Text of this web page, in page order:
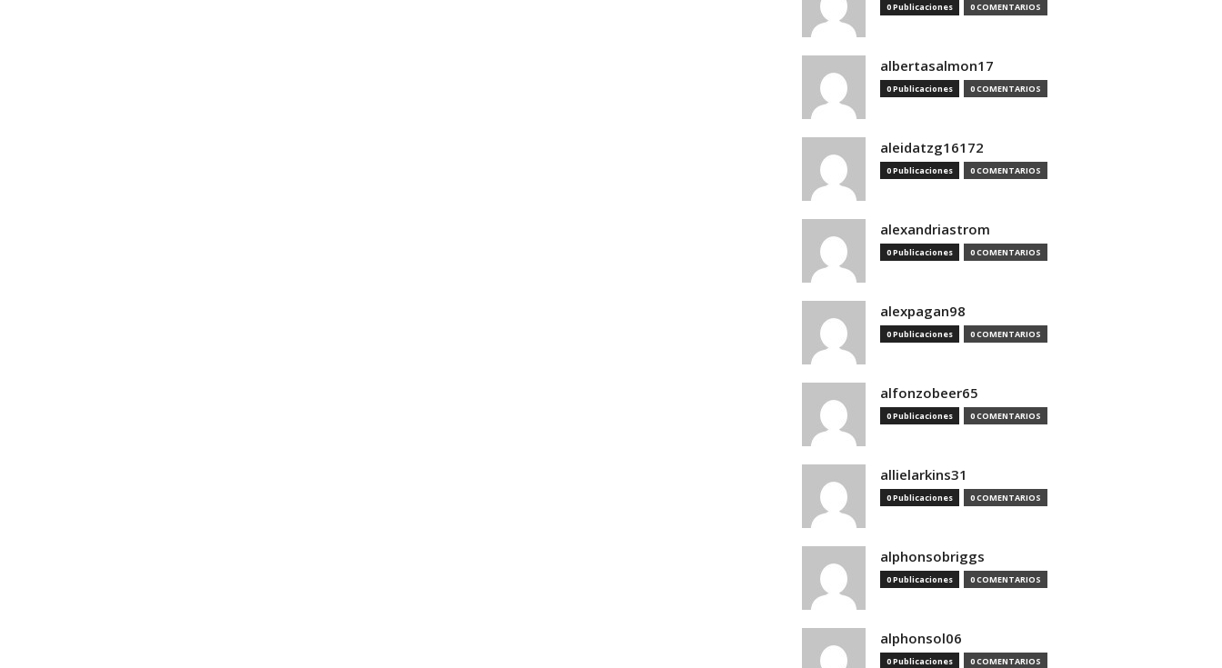
0 Publicaciones 0 COMENTARIOS
albertasalmon17
0 Publicaciones 0 COMENTARIOS
aleidatzg16172
0 Publicaciones 0 COMENTARIOS
alexandriastrom
0 Publicaciones 0 COMENTARIOS
alexpagan98
0 Publicaciones 0 COMENTARIOS
alfonzobeer65
0 Publicaciones 0 COMENTARIOS
allielarkins31
0 Publicaciones 0 COMENTARIOS
alphonsobriggs
0 Publicaciones 0 COMENTARIOS
alphonsol06
0 Publicaciones 0 COMENTARIOS